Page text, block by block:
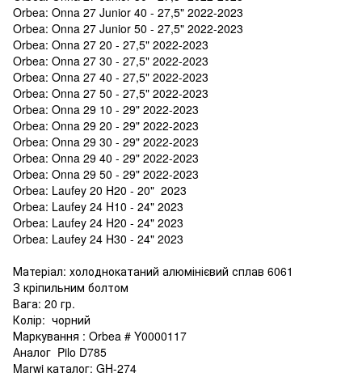
Orbea: Onna 27 Junior 40 - 27,5" 2022-2023
Orbea: Onna 27 Junior 50 - 27,5" 2022-2023
Orbea: Onna 27 20 - 27,5" 2022-2023
Orbea: Onna 27 30 - 27,5" 2022-2023
Orbea: Onna 27 40 - 27,5" 2022-2023
Orbea: Onna 27 50 - 27,5" 2022-2023
Orbea: Onna 29 10 - 29" 2022-2023
Orbea: Onna 29 20 - 29" 2022-2023
Orbea: Onna 29 30 - 29" 2022-2023
Orbea: Onna 29 40 - 29" 2022-2023
Orbea: Onna 29 50 - 29" 2022-2023
Orbea: Laufey 20 H20 - 20" 2023
Orbea: Laufey 24 H10 - 24" 2023
Orbea: Laufey 24 H20 - 24" 2023
Orbea: Laufey 24 H30 - 24" 2023
Матеріал: холоднокатаний алюмінієвий сплав 6061
З кріпильним болтом
Вага: 20 гр.
Колір: чорний
Маркування : Orbea # Y0000117
Аналог Pilo D785
Marwi каталог: GH-274